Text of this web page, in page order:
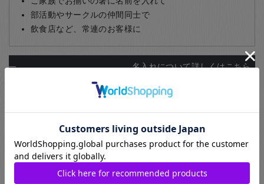
部活動やサークルの仲間同士で
飲食店など、常連のお客様に
名入れについて詳しくはこちら
ギフト包装について
お箸のギフト用のラッピングとして紙箱と桐箱がお選びいただ
けます。また、ご家族用として5膳まで入る紙箱もご用意してお